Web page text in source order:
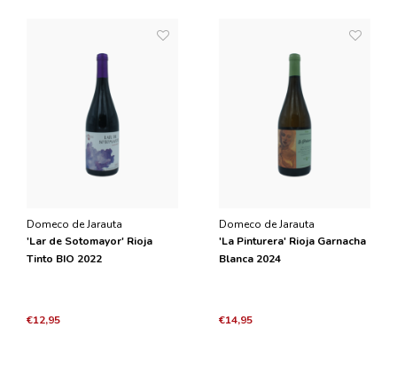
Domeco de Jarauta
'Lar de Sotomayor' Rioja
Tinto BIO 2022
€12,95
Domeco de Jarauta
'La Pinturera' Rioja Garnacha
Blanca 2024
€14,95